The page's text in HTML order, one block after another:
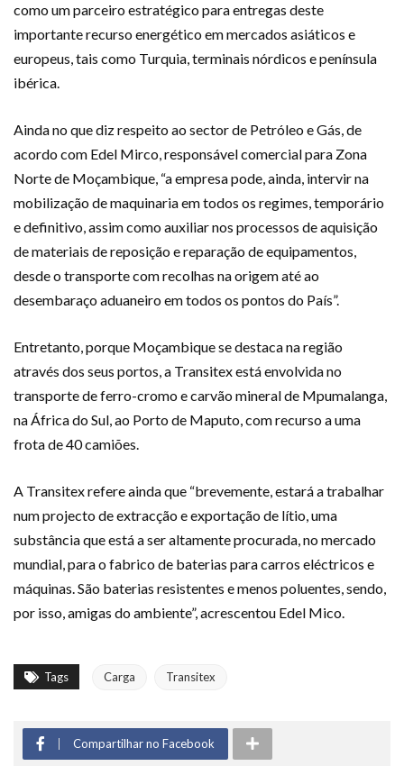
como um parceiro estratégico para entregas deste
importante recurso energético em mercados asiáticos e
europeus, tais como Turquia, terminais nórdicos e península
ibérica.
Ainda no que diz respeito ao sector de Petróleo e Gás, de
acordo com Edel Mirco, responsável comercial para Zona
Norte de Moçambique, “a empresa pode, ainda, intervir na
mobilização de maquinaria em todos os regimes, temporário
e definitivo, assim como auxiliar nos processos de aquisição
de materiais de reposição e reparação de equipamentos,
desde o transporte com recolhas na origem até ao
desembaraço aduaneiro em todos os pontos do País”.
Entretanto, porque Moçambique se destaca na região
através dos seus portos, a Transitex está envolvida no
transporte de ferro-cromo e carvão mineral de Mpumalanga,
na África do Sul, ao Porto de Maputo, com recurso a uma
frota de 40 camiões.
A Transitex refere ainda que “brevemente, estará a trabalhar
num projecto de extracção e exportação de lítio, uma
substância que está a ser altamente procurada, no mercado
mundial, para o fabrico de baterias para carros eléctricos e
máquinas. São baterias resistentes e menos poluentes, sendo,
por isso, amigas do ambiente”, acrescentou Edel Mico.
Tags Carga Transitex
Compartilhar no Facebook